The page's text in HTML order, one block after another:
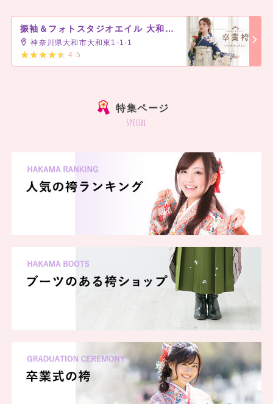
振袖＆フォトスタジオエイル 大和プロス店
神奈川県大和市大和東1-1-1
4.5
特集ページ
special